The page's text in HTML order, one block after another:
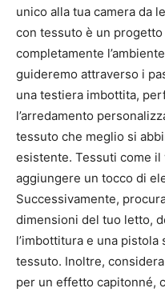
unico alla tua camera da
con tessuto è un
completamente
guideremo attraverso i
una testiera imbottita,
l’arredamento
tessuto che meglio si
esistente. Tessuti come
aggiungere un tocco di
Successivamente,
dimensioni del tuo letto,
l’imbottitura e una
tessuto. Inoltre,
per un effetto capitonné,